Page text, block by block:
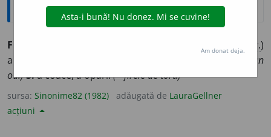
FI înv.)
a undeza.
(A ~ un
ou.)3.a coace, a opări.(~ firele de tort.)
sursa: Sinonime82 (1982) adăugată de LauraGellner
acțiuni
Am donat deja.